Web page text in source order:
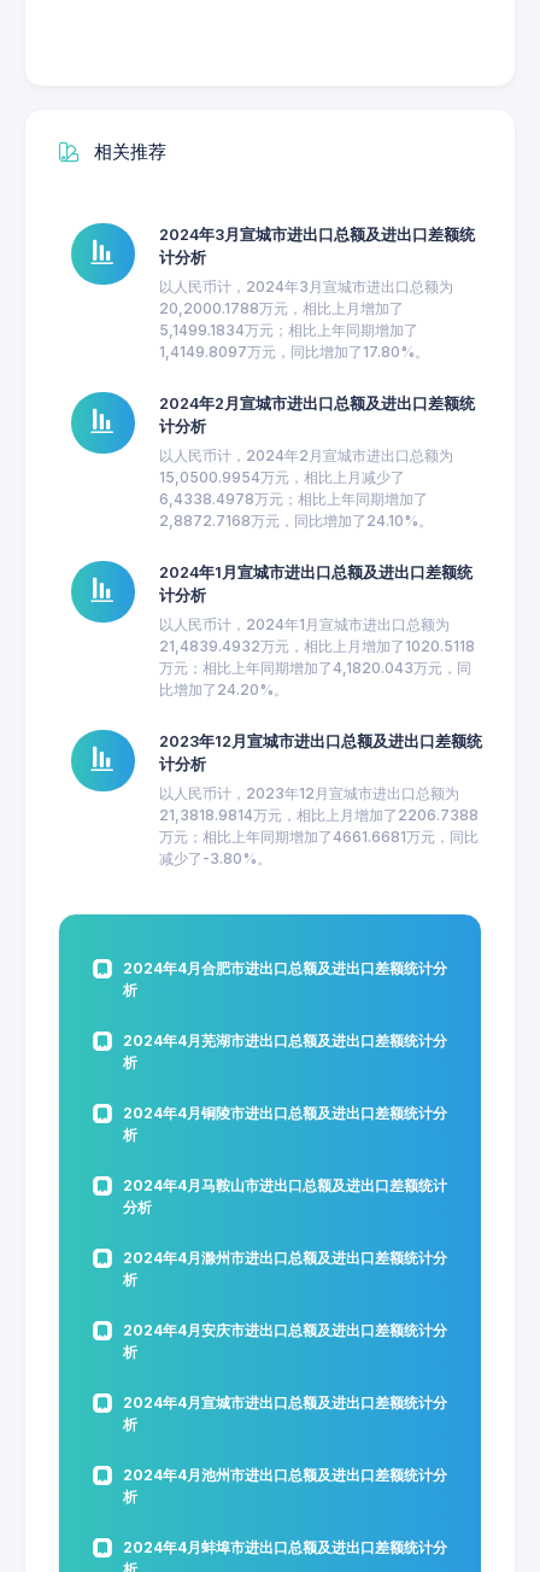
相关推荐
2024年3月宣城市进出口总额及进出口差额统
计分析
以人民币计，2024年3月宣城市进出口总额为
20,2000.1788万元，相比上月增加了
5,1499.1834万元；相比上年同期增加了
1,4149.8097万元，同比增加了17.80%。
2024年2月宣城市进出口总额及进出口差额统
计分析
以人民币计，2024年2月宣城市进出口总额为
15,0500.9954万元，相比上月减少了
6,4338.4978万元；相比上年同期增加了
2,8872.7168万元，同比增加了24.10%。
2024年1月宣城市进出口总额及进出口差额统
计分析
以人民币计，2024年1月宣城市进出口总额为
21,4839.4932万元，相比上月增加了1020.5118
万元；相比上年同期增加了4,1820.043万元，同
比增加了24.20%。
2023年12月宣城市进出口总额及进出口差额统
计分析
以人民币计，2023年12月宣城市进出口总额为
21,3818.9814万元，相比上月增加了2206.7388
万元；相比上年同期增加了4661.6681万元，同比
减少了-3.80%。
2024年4月合肥市进出口总额及进出口差额统计分
析
2024年4月芜湖市进出口总额及进出口差额统计分
析
2024年4月铜陵市进出口总额及进出口差额统计分
析
2024年4月马鞍山市进出口总额及进出口差额统计
分析
2024年4月滁州市进出口总额及进出口差额统计分
析
2024年4月安庆市进出口总额及进出口差额统计分
析
2024年4月宣城市进出口总额及进出口差额统计分
析
2024年4月池州市进出口总额及进出口差额统计分
析
2024年4月蚌埠市进出口总额及进出口差额统计分